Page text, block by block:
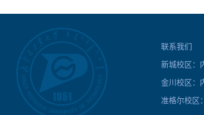
联系我们
新城校区：
金川校区：
准格尔校区